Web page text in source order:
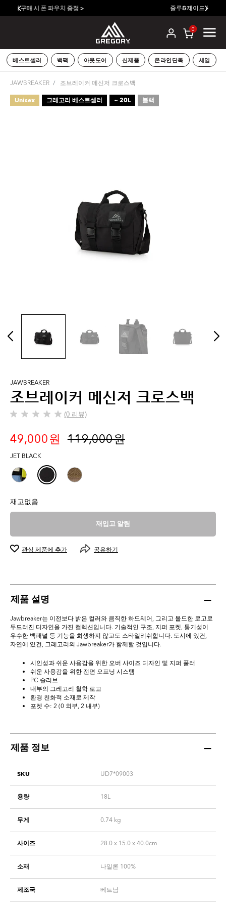
줄루&제이드 / 발토로&데바 레인커버 증정
0
베스트셀러 백팩 아웃도어 신제품 온라인단독 세일
JAWBREAKER 조브레이커 메신저 크로스백
Unisex 그레고리 베스트셀러 ~ 20L 블랙
JAWBREAKER
조브레이커 메신저 크로스백
(0 리뷰)
별
개
0.0
개
입
119,000 원
49,000 원
JET BLACK
재고없음
재입고 알림
관심 제품에 추가 공유하기
제품 설명
Jawbreaker는 이전보다 밝은 컬러와 큼직한 하드웨어, 그리고 볼드한 로고로
두드러진 디자인을 가진 컬렉션입니다. 기술적인 구조, 지퍼 포켓, 통기성이
우수한 백패널 등 기능을 희생하지 않고도 스타일리쉬합니다. 도시에 있건,
자연에 있건, 그레고리의 Jawbreaker가 함께할 것입니다.
시인성과 쉬운 사용감을 위한 오버 사이즈 디자인 및 지퍼 풀러
쉬운 사용감을 위한 전면 오프닝 시스템
PC 슬리브
내부의 그레고리 철학 로고
환경 친화적 소재로 제작
포켓 수: 2 (0 외부, 2 내부)
제품 정보
SKU UD7*09003
용량 18L
무게 0.74 kg
사이즈 28.0 x 15.0 x 40.0cm
소재 나일론 100%
제조국 베트남